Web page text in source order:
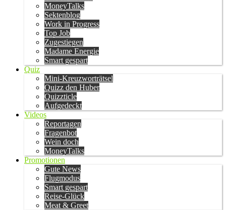
MoneyTalks
Sektenblog
Work in Progress
Top Job
Zugestiegen
Madame Energie
Smart gespart
Quiz
Mini-Kreuzworträtsel
Quizz den Huber
Quizzticle
Aufgedeckt
Videos
Reportagen
Fragenbot
Wein doch
MoneyTalks
Promotionen
Gute News
Flugmodus
Smart gespart
Reise-Glück
Meat & Greet